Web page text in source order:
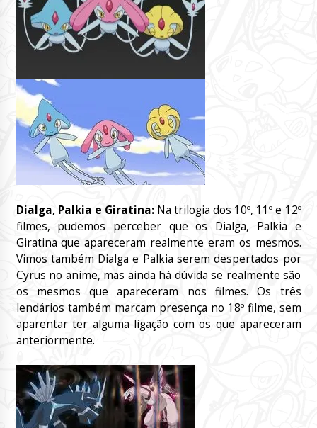
Dialga, Palkia e Giratina:Na trilogia dos 10º, 11º e 12º
filmes, pudemos perceber que os Dialga, Palkia e
Giratina que apareceram realmente eram os mesmos.
Vimos também Dialga e Palkia serem despertados por
Cyrus no anime, mas ainda há dúvida se realmente são
os mesmos que apareceram nos filmes. Os três
lendários também marcam presença no 18º filme, sem
aparentar ter alguma ligação com os que apareceram
anteriormente.